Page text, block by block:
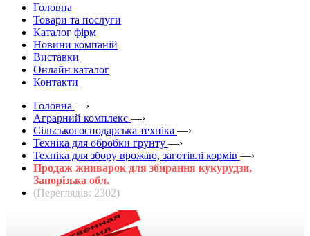
Головна
Товари та послуги
Каталог фірм
Новини компаній
Виставки
Онлайн каталог
Контакти
Головна —›
Аграрний комплекс —›
Сільськогосподарська техніка —›
Техніка для обробки грунту —›
Техніка для збору врожаю, заготівлі кормів —›
Продаж жниварок для збирання кукурудзи,
Запорізька обл.
(Переглядів: 2302)